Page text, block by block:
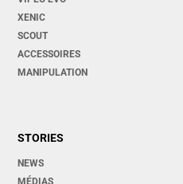
XENIC
SCOUT
ACCESSOIRES
MANIPULATION
STORIES
NEWS
MÉDIAS